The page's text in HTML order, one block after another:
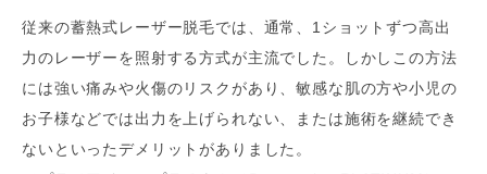
従来の蓄熱式レーザー脱毛では、通常、1ショットずつ高出
力のレーザーを照射する方式が主流でした。しかしこの方法
には強い痛みや火傷のリスクがあり、敏感な肌の方や小児の
お子様などでは出力を上げられない、または施術を継続でき
ないといったデメリットがありました。